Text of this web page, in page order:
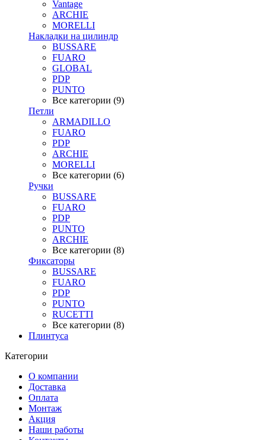
Vantage
ARCHIE
MORELLI
Накладки на цилиндр
BUSSARE
FUARO
GLOBAL
PDP
PUNTO
Все категории (9)
Петли
ARMADILLO
FUARO
PDP
ARCHIE
MORELLI
Все категории (6)
Ручки
BUSSARE
FUARO
PDP
PUNTO
ARCHIE
Все категории (8)
Фиксаторы
BUSSARE
FUARO
PDP
PUNTO
RUCETTI
Все категории (8)
Плинтуса
Категории
О компании
Доставка
Оплата
Монтаж
Акция
Наши работы